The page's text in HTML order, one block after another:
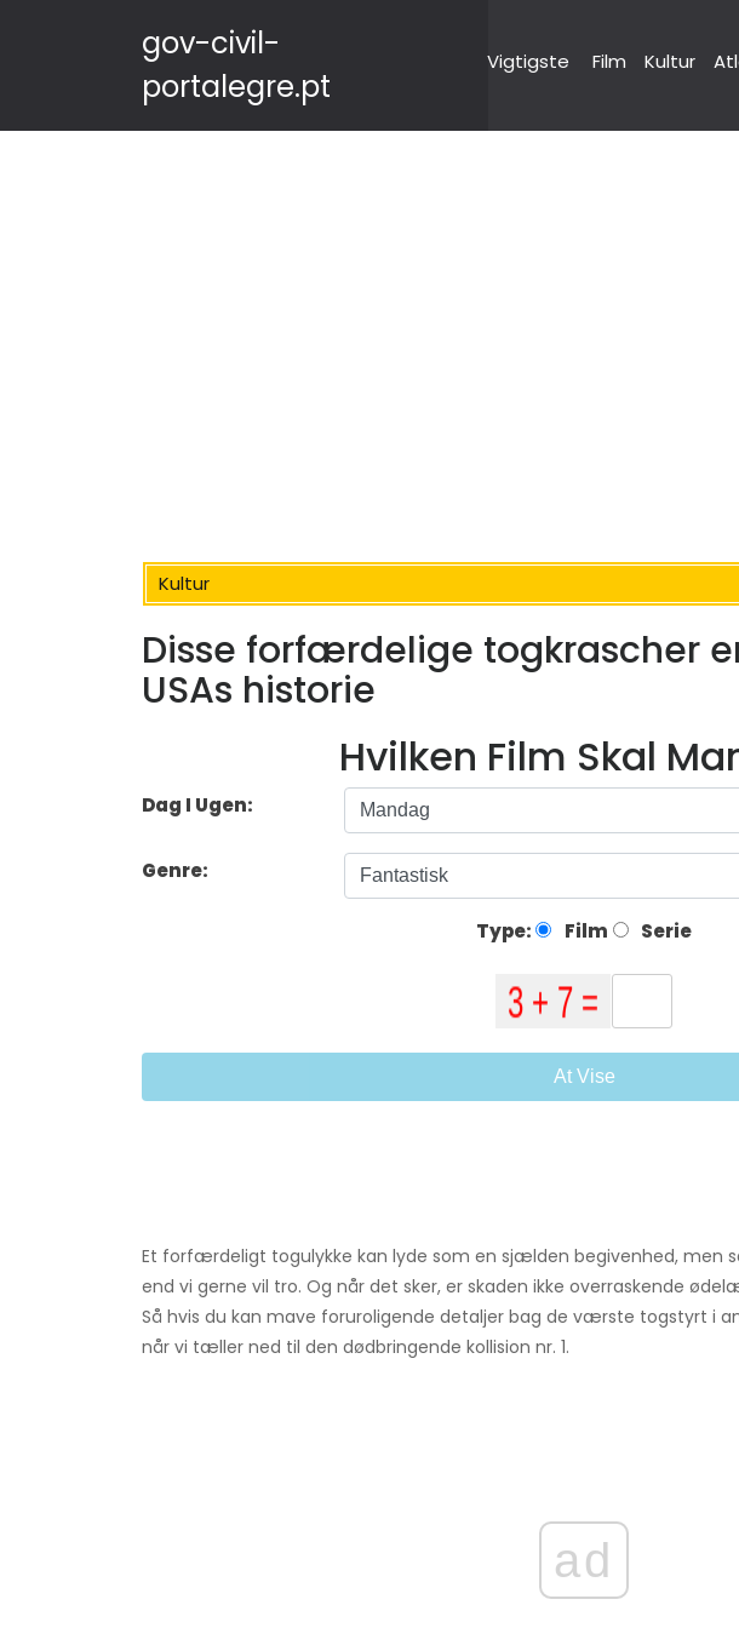
gov-civil-
portalegre.pt
Vigtigste Film Kultur
Kultur
Disse forfærdelige togkrascher
USAs historie
Hvilken Film Skal
Dag I Ugen:
Genre:
Type: Film Serie
At Vise
Et forfærdeligt togulykke kan lyde som en sjælden begivenhed, men
end vi gerne vil tro. Og når det sker, er skaden ikke overraskende
Så hvis du kan mave foruroligende detaljer bag de værste togstyrt i
når vi tæller ned til den dødbringende kollision nr. 1.
ad